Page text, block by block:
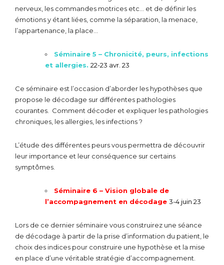
nerveux, les commandes motrices etc… et de définir les
émotions y étant liées, comme la séparation, la menace,
l’appartenance, la place…
Séminaire 5 – Chronicité, peurs, infections
et allergies. 22-23 avr. 23
Ce séminaire est l’occasion d’aborder les hypothèses que
propose le décodage sur différentes pathologies
courantes. Comment décoder et expliquer les pathologies
chroniques, les allergies, les infections ?
L’étude des différentes peurs vous permettra de découvrir
leur importance et leur conséquence sur certains
symptômes.
Séminaire 6 – Vision globale de
l’accompagnement en décodage 3-4 juin 23
Lors de ce dernier séminaire vous construirez une séance
de décodage à partir de la prise d’information du patient, le
choix des indices pour construire une hypothèse et la mise
en place d’une véritable stratégie d’accompagnement.